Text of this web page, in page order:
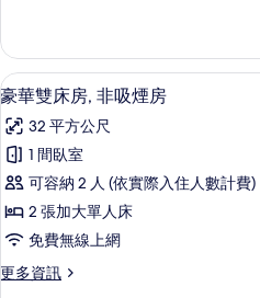
房
(4)
的
所
有
相
片
客
房,
非
煙
房
(4)
的
詳
情
顯
示
豪
華
雙
床
非
4
豪華雙床房, 非吸煙房
32 平方公尺
1 間臥室
可容納 2 人 (依實際入住人數計費)
2 張加大單人床
免費無線上網
更多資訊
更